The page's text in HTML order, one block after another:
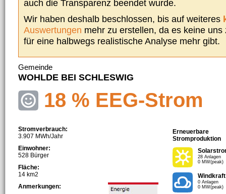
auch die Transparenz beendet wurde.
Wir haben deshalb beschlossen, bis auf weiteres
Auswertungen mehr zu erstellen, da es keine
für eine halbwegs realistische Analyse mehr gibt.
Gemeinde
WOHLDE BEI SCHLESWIG
18 % EEG-Strom
Stromverbrauch:
3.907 MWh/Jahr
Einwohner:
528 Bürger
Fläche:
14 km2
Anmerkungen:
Erneuerbare
Stromproduktion
28 Anlagen
0 MW(peak)
Windkraft
0 Anlagen
0 MW(peak)